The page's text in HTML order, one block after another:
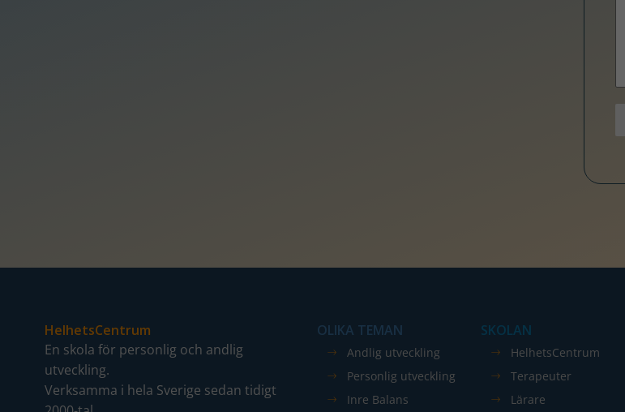
HelhetsCentrum
En skola för personlig och andlig
utveckling.
Verksamma i hela Sverige sedan tidigt
OLIKA TEMAN
Andlig utveckling
Personlig utveckling
Inre Balans
SKOLAN
HelhetsCentrum
Terapeuter
Lärare